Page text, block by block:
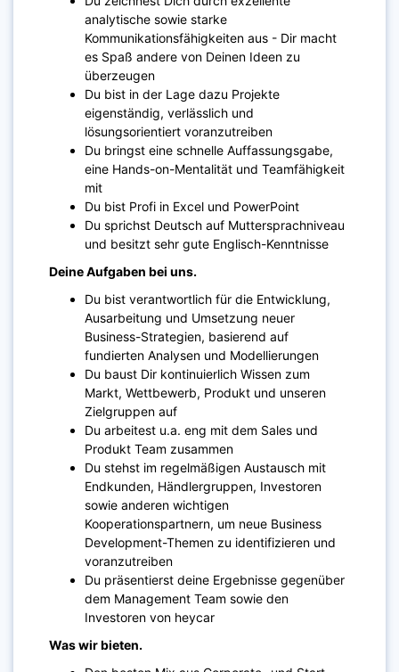
analytische sowie starke
Kommunikationsfähigkeiten aus - Dir macht
es Spaß andere von Deinen Ideen zu
überzeugen
Du bist in der Lage dazu Projekte
eigenständig, verlässlich und
lösungsorientiert voranzutreiben
Du bringst eine schnelle Auffassungsgabe,
eine Hands-on-Mentalität und Teamfähigkeit
mit
Du bist Profi in Excel und PowerPoint
Du sprichst Deutsch auf Muttersprachniveau
und besitzt sehr gute Englisch-Kenntnisse
Deine Aufgaben bei uns.
Du bist verantwortlich für die Entwicklung,
Ausarbeitung und Umsetzung neuer
Business-Strategien, basierend auf
fundierten Analysen und Modellierungen
Du baust Dir kontinuierlich Wissen zum
Markt, Wettbewerb, Produkt und unseren
Zielgruppen auf
Du arbeitest u.a. eng mit dem Sales und
Produkt Team zusammen
Du stehst im regelmäßigen Austausch mit
Endkunden, Händlergruppen, Investoren
sowie anderen wichtigen
Kooperationspartnern, um neue Business
Development-Themen zu identifizieren und
voranzutreiben
Du präsentierst deine Ergebnisse gegenüber
dem Management Team sowie den
Investoren von heycar
Was wir bieten.